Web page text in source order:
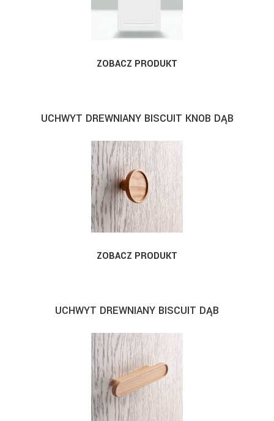
ZOBACZ PRODUKT
UCHWYT DREWNIANY BISCUIT KNOB DĄB
ZOBACZ PRODUKT
UCHWYT DREWNIANY BISCUIT DĄB